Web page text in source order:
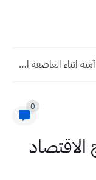
توصيات المرور لقيادة آمنة اثناء العاصفة الترابية
0